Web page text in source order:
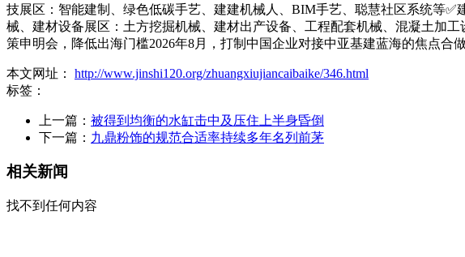
技展区：智能建制、绿色低碳手艺、建建机械人、BIM手艺、聪慧社区系统等
械、建材设备展区：土方挖掘机械、建材出产设备、工程配套机械、混凝土加
策申明会，降低出海门槛2026年8月，打制中国企业对接中亚基建蓝海的焦点合
本文网址： http://www.jinshi120.org/zhuangxiujiancaibaike/346.html
标签：
上一篇： 被得到均衡的水缸击中及压住上半身昏倒
下一篇： 九鼎粉饰的规范合适率持续多年名列前茅
相关新闻
找不到任何内容